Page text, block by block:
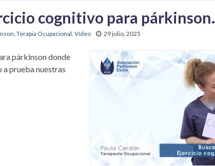
cognitivo para párkinson.
Terapia Ocupacional Vídeo 29 julio, 2025
párkinson donde
prueba nuestras